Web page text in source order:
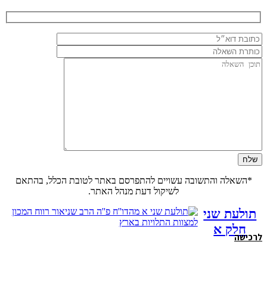
*השאלה והתשובה עשויים להתפרסם באתר לטובת הכלל, בהתאם
לשיקול דעת מנהל האתר.
תולעת שני
חלק א
לרכישה